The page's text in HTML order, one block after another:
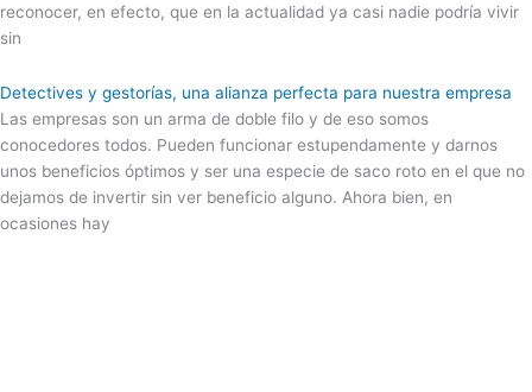
reconocer, en efecto, que en la actualidad ya casi nadie podría vivir
sin
Detectives y gestorías, una alianza perfecta para nuestra empresa
Las empresas son un arma de doble filo y de eso somos
conocedores todos. Pueden funcionar estupendamente y darnos
unos beneficios óptimos y ser una especie de saco roto en el que no
dejamos de invertir sin ver beneficio alguno. Ahora bien, en
ocasiones hay